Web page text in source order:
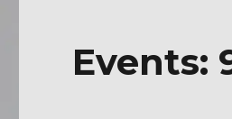
Events: